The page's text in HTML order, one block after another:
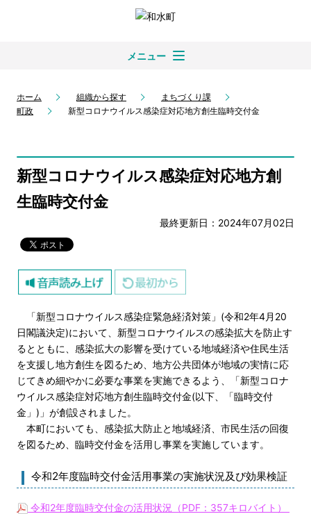
メニュー
ホーム 組織から探す
まちづくり課
町政
新型コロナウイルス感染症対応地方創生臨時交付金
新型コロナウイルス感染症対応地方創
生臨時交付金
最終更新日：2024年07月02日
「新型コロナウイルス感染症緊急経済対策」(令和2年4月20
日閣議決定)において、新型コロナウイルスの感染拡大を防止す
るとともに、感染拡大の影響を受けている地域経済や住民生活
を支援し地方創生を図るため、地方公共団体が地域の実情に応
じてきめ細やかに必要な事業を実施できるよう、「新型コロナ
ウイルス感染症対応地方創生臨時交付金(以下、「臨時交付
金」)」が創設されました。
本町においても、感染拡大防止と地域経済、市民生活の回復
を図るため、臨時交付金を活用し事業を実施しています。
令和2年度臨時交付金活用事業の実施状況及び効果検証
令和2年度臨時交付金の活用状況（PDF：357キロバイト）